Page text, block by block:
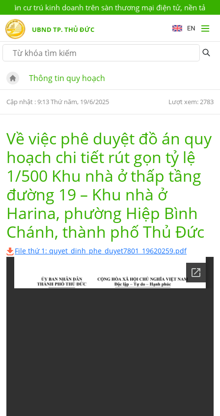
cư trú kinh doanh trên sàn thương mại điện tử, nền tảng
UBND TP. THỦ ĐỨC
Thông tin quy hoạch
Cập nhật : 9:13 Thứ năm, 19/6/2025 Lượt xem: 2783
Về việc phê duyệt đồ án quy
hoạch chi tiết rút gọn tỷ lệ
1/500 Khu nhà ở thấp tầng
đường 19 – Khu nhà ở
Harina, phường Hiệp Bình
Chánh, thành phố Thủ Đức
File thứ 1: quyet_dinh_phe_duyet7801_19620259.pdf